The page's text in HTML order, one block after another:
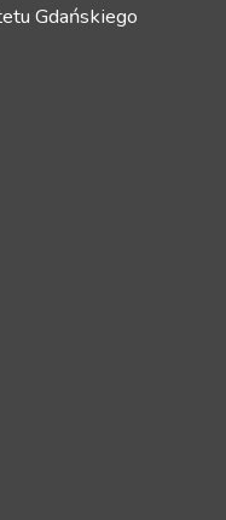
Gdańskiego